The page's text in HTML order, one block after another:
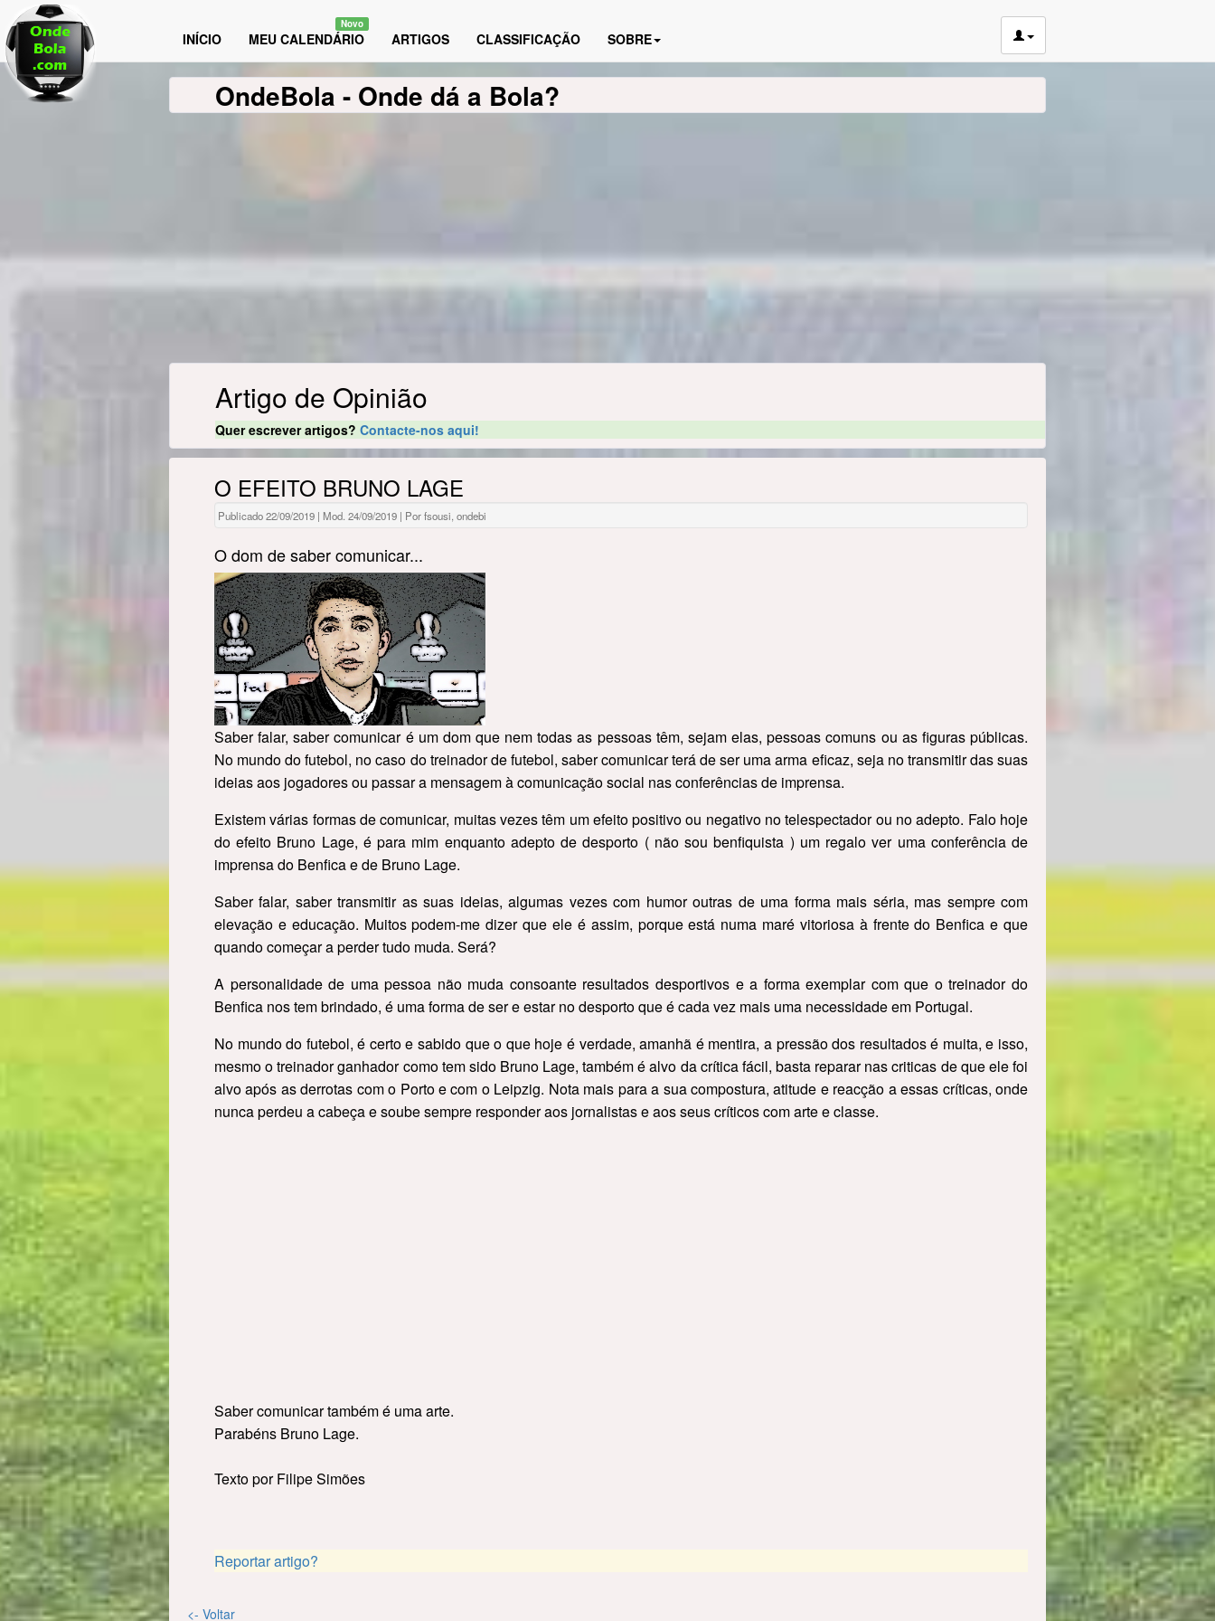
INÍCIO MEU CALENDÁRIO
Novo
ARTIGOS CLASSIFICAÇÃO SOBRE
OndeBola - Onde dá a Bola?
Artigo de Opinião
Quer escrever artigos? Contacte-nos aqui!
O EFEITO BRUNO LAGE
Publicado 22/09/2019 | Mod. 24/09/2019 | Por fsousi, ondebi
O dom de saber comunicar...
Saber falar, saber comunicar é um dom que nem todas as pessoas têm, sejam elas, pessoas comuns ou as figuras públicas.
No mundo do futebol, no caso do treinador de futebol, saber comunicar terá de ser uma arma eficaz, seja no transmitir das suas
ideias aos jogadores ou passar a mensagem à comunicação social nas conferências de imprensa.
Existem várias formas de comunicar, muitas vezes têm um efeito positivo ou negativo no telespectador ou no adepto. Falo hoje
do efeito Bruno Lage, é para mim enquanto adepto de desporto ( não sou benfiquista ) um regalo ver uma conferência de
imprensa do Benfica e de Bruno Lage.
Saber falar, saber transmitir as suas ideias, algumas vezes com humor outras de uma forma mais séria, mas sempre com
elevação e educação. Muitos podem-me dizer que ele é assim, porque está numa maré vitoriosa à frente do Benfica e que
quando começar a perder tudo muda. Será?
A personalidade de uma pessoa não muda consoante resultados desportivos e a forma exemplar com que o treinador do
Benfica nos tem brindado, é uma forma de ser e estar no desporto que é cada vez mais uma necessidade em Portugal.
No mundo do futebol, é certo e sabido que o que hoje é verdade, amanhã é mentira, a pressão dos resultados é muita, e isso,
mesmo o treinador ganhador como tem sido Bruno Lage, também é alvo da crítica fácil, basta reparar nas criticas de que ele foi
alvo após as derrotas com o Porto e com o Leipzig. Nota mais para a sua compostura, atitude e reacção a essas críticas, onde
nunca perdeu a cabeça e soube sempre responder aos jornalistas e aos seus críticos com arte e classe.
Saber comunicar também é uma arte.
Parabéns Bruno Lage.
Texto por Filipe Simões
Reportar artigo?
<- Voltar